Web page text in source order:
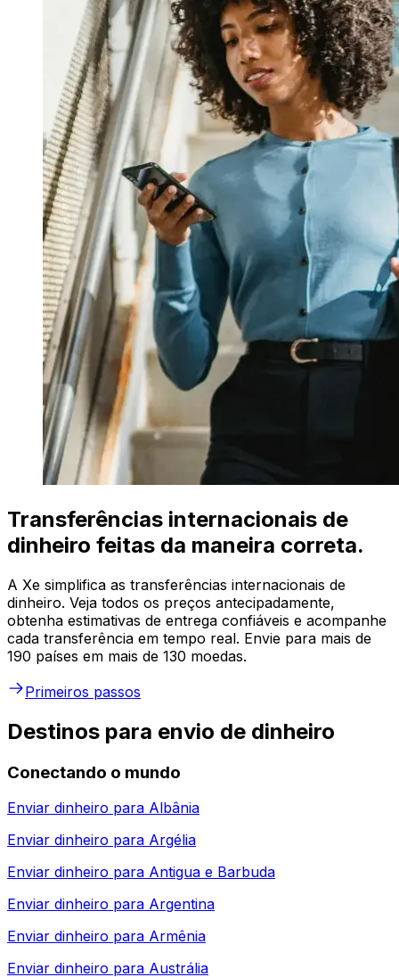
Transferências internacionais de
dinheiro feitas da maneira correta.
A Xe simplifica as transferências internacionais de
dinheiro. Veja todos os preços antecipadamente,
obtenha estimativas de entrega confiáveis e acompanhe
cada transferência em tempo real. Envie para mais de
190 países em mais de 130 moedas.
Primeiros passos
Destinos para envio de dinheiro
Conectando o mundo
Enviar dinheiro para Albânia
Enviar dinheiro para Argélia
Enviar dinheiro para Antigua e Barbuda
Enviar dinheiro para Argentina
Enviar dinheiro para Armênia
Enviar dinheiro para Austrália